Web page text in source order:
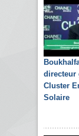
directeur
Cluster
Solaire